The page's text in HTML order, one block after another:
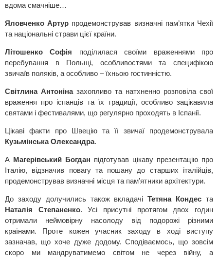
вдома смачніше…
Яловченко Артур продемонстрував визначні пам’ятки Чехії
та національні страви цієї країни.
Літошенко Софія поділилася своїми враженнями про
перебування в Польщі, особливостями та специфікою
звичаїв поляків, а особливо – їхньою гостинністю.
Світлина Антоніназахопливо та натхненно розповіла свої
враження про іспанців та їх традиції, особливо зацікавила
святами і фестивалями, що регулярно проходять в Іспанії.
Цікаві факти про Швецію та її звичаї продемонструвала
Кузьмінська Олександра.
А Магерівський Богдан підготував цікаву презентацію про
Італію, відзначив повагу та пошану до старших італійців,
продемонстрував визначні місця та пам’ятники архітектури.
До заходу долучились також вкладачі Тетяна Кондес та
Наталія Степаненко. Усі присутні протягом двох годин
отримали неймовірну насолоду від подорожі різними
країнами. Проте кожен учасник заходу в ході виступу
зазначав, що хоче дуже додому. Сподіваємось, що зовсім
скоро ми мандруватимемо світом не через війну, а